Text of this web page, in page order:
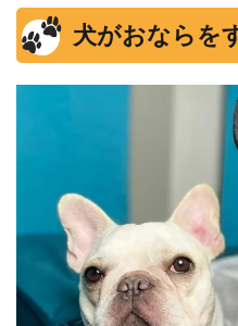
犬がおならを